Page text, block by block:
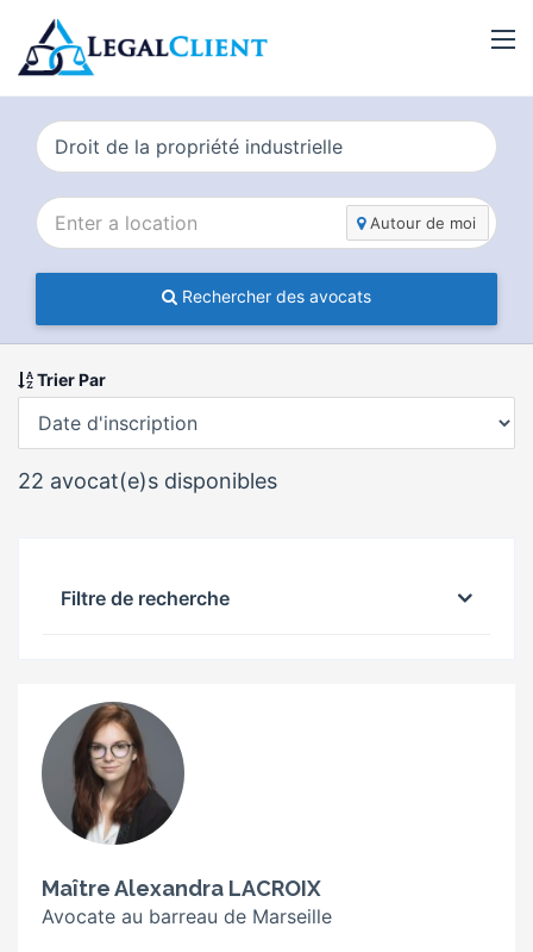
Autour de moi
Rechercher des avocats
Trier Par
22 avocat(e)s disponibles
Filtre de recherche
Maître Alexandra LACROIX
Avocate au barreau de Marseille